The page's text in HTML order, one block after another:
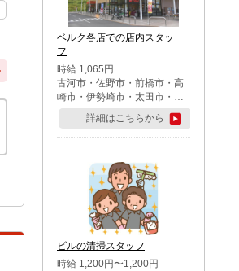
ベルク各店での店内スタッ
フ
時給 1,065円
古河市・佐野市・前橋市・高
崎市・伊勢崎市・太田市・館
林市・藤岡市・大泉町・さい
たま市北区・川越市・熊谷
市・行田市・秩父市・所沢
市・鶴ケ島市・千葉市中央
区・市川市・松戸市・習志野
市・柏市・流山市・八千代
市・足立区・江戸川区・八王
子市・町田市
詳細はこちらから
ビルの清掃スタッフ
時給 1,200円〜1,200円